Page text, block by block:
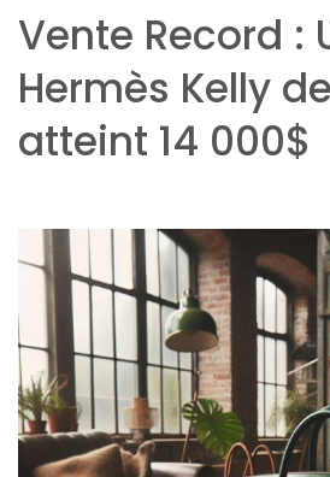
Vente Record :
Hermès Kelly
atteint 14 000$